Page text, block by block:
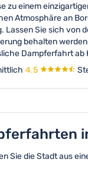
einem
Atmosphäre an
Sie sich
behalten
Dampferfahrt ab
4.5
Sie die Stadt aus